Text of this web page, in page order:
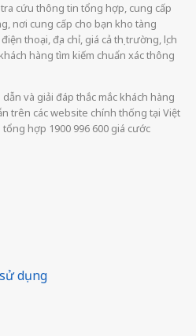
tra cứu thông tin tổng hợp, cung cấp
nơi cung cấp cho bạn kho tàng
thoại, địa chỉ, giá cả thị trường, lịch
hàng tìm kiếm chuẩn xác thông
và giải đáp thắc mắc khách hàng
trên các website chính thống tại Việt
hợp 1900 996 600 giá cước
dụng